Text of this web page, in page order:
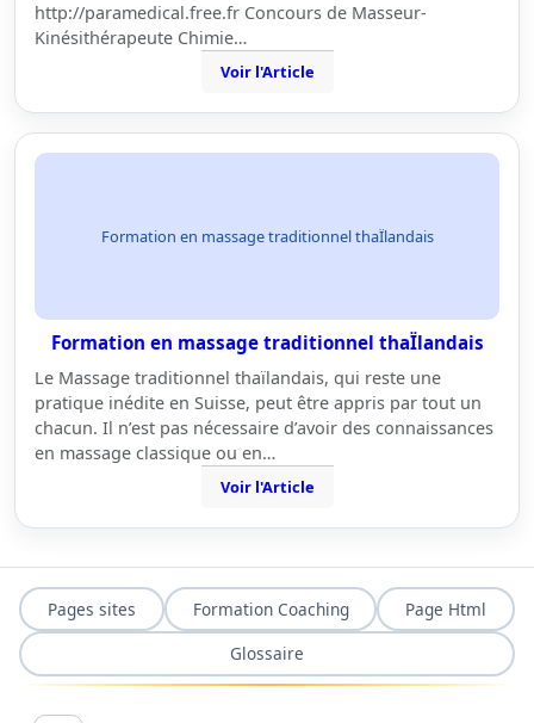
http://paramedical.free.fr Concours de Masseur-
Kinésithérapeute Chimie…
Voir l'Article
Formation en massage traditionnel thaÏlandais
Formation en massage traditionnel thaÏlandais
Le Massage traditionnel thaïlandais, qui reste une
pratique inédite en Suisse, peut être appris par tout un
chacun. Il n’est pas nécessaire d’avoir des connaissances
en massage classique ou en…
Voir l'Article
Pages sites Formation Coaching
Page Html
Glossaire